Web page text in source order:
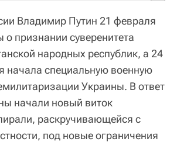
Владимир Путин 21 февраля
о признании суверенитета
народных республик, а 24
начала специальную военную
Украины. В ответ
начали новый виток
раскручивающейся с
под новые ограничения